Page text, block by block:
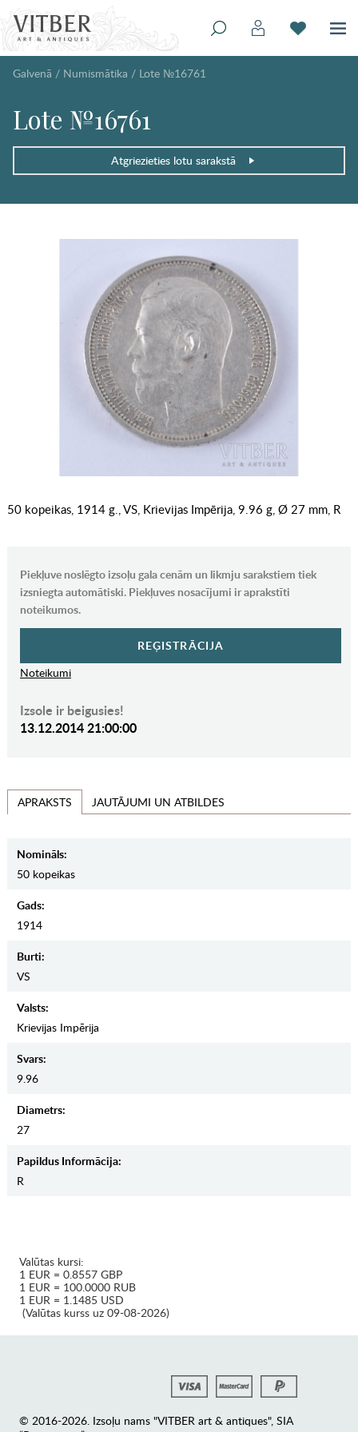
Galvenā / Numismātika / Lote №16761
Lote №16761
Atgriezieties lotu sarakstā
50 kopeikas, 1914 g., VS, Krievijas Impērija, 9.96 g, Ø 27 mm, R
Piekļuve noslēgto izsoļu gala cenām un likmju sarakstiem tiek
izsniegta automātiski. Piekļuves nosacījumi ir aprakstīti
noteikumos.
REĢISTRĀCIJA
Noteikumi
Izsole ir beigusies!
13.12.2014 21:00:00
APRAKSTS JAUTĀJUMI UN ATBILDES
Nomināls:
50 kopeikas
Gads:
1914
Burti:
VS
Valsts:
Krievijas Impērija
Svars:
9.96
Diametrs:
27
Papildus Informācija:
R
Valūtas kursi:
1 EUR = 0.8557 GBP
1 EUR = 100.0000 RUB
1 EUR = 1.1485 USD
(Valūtas kurss uz 09-08-2026)
© 2016-2026. Izsoļu nams "VITBER art & antiques", SIA